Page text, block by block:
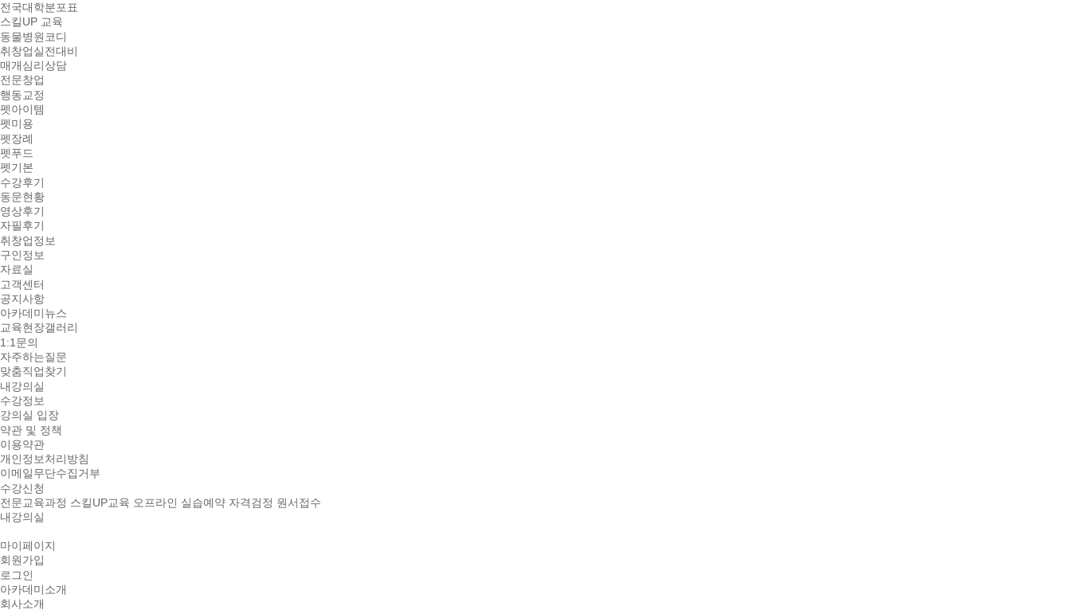
전국대학분포표
스킬UP 교육
동물병원코디
취창업실전대비
매개심리상담
전문창업
행동교정
펫아이템
펫미용
펫장례
펫푸드
펫기본
수강후기
동문현황
영상후기
자필후기
취창업정보
구인정보
자료실
고객센터
공지사항
아카데미뉴스
교육현장갤러리
1:1문의
자주하는질문
맞춤직업찾기
내강의실
수강정보
강의실 입장
약관 및 정책
이용약관
개인정보처리방침
이메일무단수집거부
수강신청
전문교육과정 스킬UP교육 오프라인 실습예약 자격검정 원서접수
내강의실
마이페이지
회원가입
로그인
아카데미소개
회사소개